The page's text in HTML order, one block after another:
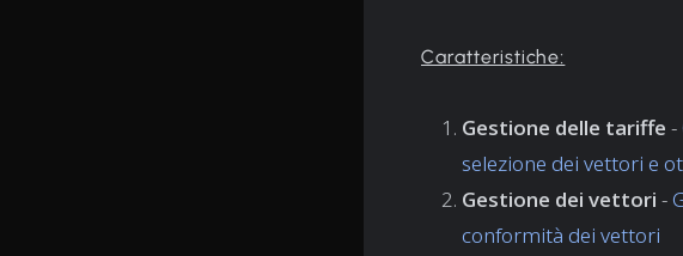
Caratteristiche:
Gestione delle tariffe -
selezione dei vettori e
Gestione dei vettori -
conformità dei vettori